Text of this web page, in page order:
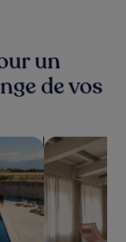
un
de vos
les animaux de
hébergements avec
Rechercher